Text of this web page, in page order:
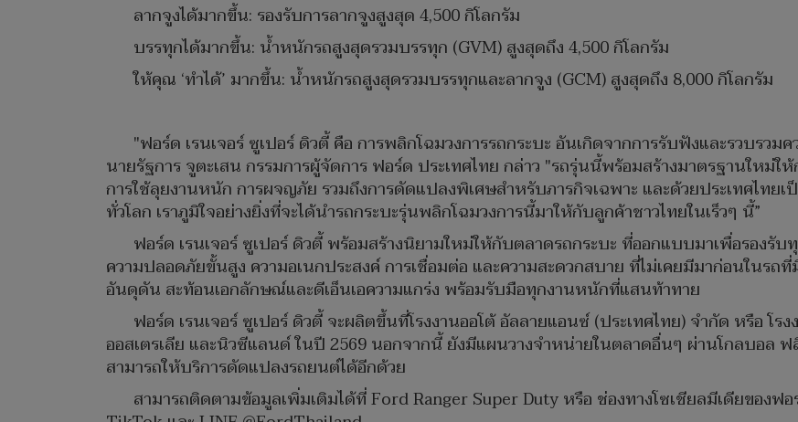
ลากจูงได้มากขึ้น: รองรับการลากจูงสูงสุด 4,500 กิโลกรัม
บรรทุกได้มากขึ้น: น้ำหนักรถสูงสุดรวมบรรทุก (GVM) สูงสุดถึง 4,500 กิโลกรัม
ให้คุณ ‘ทำได้’ มากขึ้น: น้ำหนักรถสูงสุดรวมบรรทุกและลากจูง (GCM) สูงสุดถึง 8,000 กิโลกรัม
"ฟอร์ด เรนเจอร์ ซูเปอร์ ดิวตี้ คือ การพลิกโฉมวงการรถกระบะ อันเกิดจากการรับฟังและรวบรว
นายรัฐการ จูตะเสน กรรมการผู้จัดการ ฟอร์ด ประเทศไทย กล่าว "รถรุ่นนี้พร้อมสร้างมาตรฐานใหม่
การใช้ลุยงานหนัก การผจญภัย รวมถึงการดัดแปลงพิเศษสำหรับภารกิจเฉพาะ และด้วยประเทศไทยเ
ทั่วโลก เราภูมิใจอย่างยิ่งที่จะได้นำรถกระบะรุ่นพลิกโฉมวงการนี้มาให้กับลูกค้าชาวไทยในเร็วๆ นี้”
ฟอร์ด เรนเจอร์ ซูเปอร์ ดิวตี้ พร้อมสร้างนิยามใหม่ให้กับตลาดรถกระบะ ที่ออกแบบมาเพื่อรองรั
ความปลอดภัยขั้นสูง ความอเนกประสงค์ การเชื่อมต่อ และความสะดวกสบาย ที่ไม่เคยมีมาก่อนในร
อันดุดัน สะท้อนเอกลักษณ์และดีเอ็นเอความแกร่ง พร้อมรับมือทุกงานหนักที่แสนท้าทาย
ฟอร์ด เรนเจอร์ ซูเปอร์ ดิวตี้ จะผลิตขึ้นที่โรงงานออโต้ อัลลายแอนซ์ (ประเทศไทย) จำกัด หรือ โรง
ออสเตรเลีย และนิวซีแลนด์ ในปี 2569 นอกจากนี้ ยังมีแผนวางจำหน่ายในตลาดอื่นๆ ผ่านโกลบอล
สามารถให้บริการดัดแปลงรถยนต์ได้อีกด้วย
สามารถติดตามข้อมูลเพิ่มเติมได้ที่Ford Ranger Super Dutyหรือ ช่องทางโซเชียลมีเดียของฟ